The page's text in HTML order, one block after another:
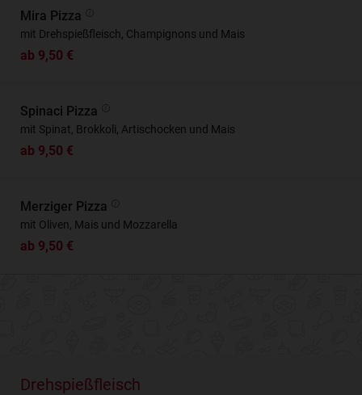
Mira Pizza
mit Drehspießfleisch, Champignons und Mais
ab 9,50 €
Spinaci Pizza
mit Spinat, Brokkoli, Artischocken und Mais
ab 9,50 €
Merziger Pizza
mit Oliven, Mais und Mozzarella
ab 9,50 €
Drehspießfleisch